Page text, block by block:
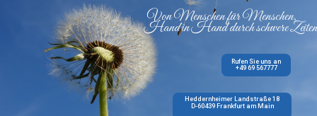
Von Menschen für Menschen,
Hand in Hand durch schwere
Rufen Sie uns an
+49 69 567777
Heddernheimer Landstraße 18
D-60439 Frankfurt am Main